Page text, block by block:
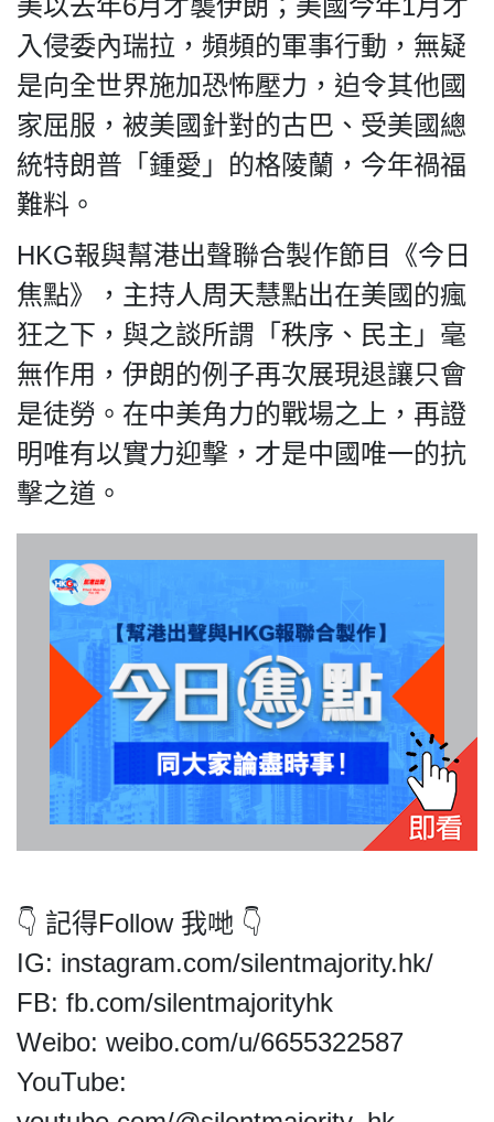
活動
關於我們
我們的立場
登記支持
聯絡我們
免
聲
明
2018
Silent
美以去年6月才襲伊朗；美國今年1月才
入侵委內瑞拉，頻頻的軍事行動，無疑
是向全世界施加恐怖壓力，迫令其他國
家屈服，被美國針對的古巴、受美國總
統特朗普「鍾愛」的格陵蘭，今年禍福
難料。
HKG報與幫港出聲聯合製作節目《今日
焦點》，主持人周天慧點出在美國的瘋
狂之下，與之談所謂「秩序、民主」毫
無作用，伊朗的例子再次展現退讓只會
是徒勞。在中美角力的戰場之上，再證
明唯有以實力迎擊，才是中國唯一的抗
擊之道。
👇 記得Follow 我哋 👇
IG: instagram.com/silentmajority.hk/
FB: fb.com/silentmajorityhk
Weibo: weibo.com/u/6655322587
YouTube: